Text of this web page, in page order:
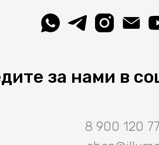
за нами в
8 900 120